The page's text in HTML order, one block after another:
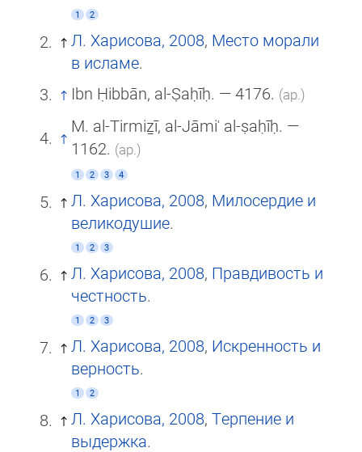
1 2
Л. Харисова, 2008, Место морали
в исламе.
Ibn Ḥibbān, al-Ṣaḥīḥ. — 4176. (ар.)
M. al-Tirmiẕī, al-Jāmiʿ al-ṣaḥīḥ. —
1162. (ар.)
1 2 3 4
Л. Харисова, 2008, Милосердие и
великодушие.
1 2 3
Л. Харисова, 2008, Правдивость и
честность.
1 2 3
Л. Харисова, 2008, Искренность и
верность.
1 2
Л. Харисова, 2008, Терпение и
выдержка.